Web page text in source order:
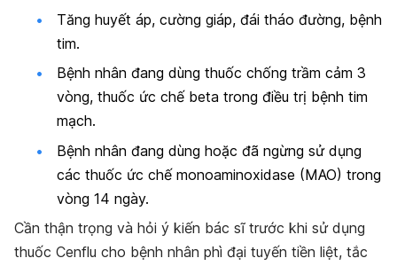
Tăng huyết áp, cường giáp, đái tháo đường, bệnh
tim.
Bệnh nhân đang dùng thuốc chống trầm cảm 3
vòng, thuốc ức chế beta trong điều trị bệnh tim
mạch.
Bệnh nhân đang dùng hoặc đã ngừng sử dụng
các thuốc ức chế monoaminoxidase (MAO) trong
vòng 14 ngày.
Cần thận trọng và hỏi ý kiến bác sĩ trước khi sử dụng
thuốc Cenflu cho bệnh nhân phì đại tuyến tiền liệt, tắc